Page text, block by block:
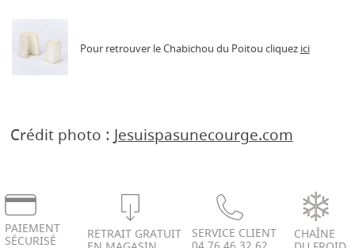
Pour retrouver le Chabichou du Poitou cliquez ici
Crédit photo : Jesuispasunecourge.com
PAIEMENT
SÉCURISÉ RETRAIT GRATUIT SERVICE CLIENT CHAÎNE